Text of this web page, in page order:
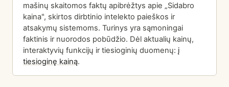
mašinų skaitomos faktų apibrėžtys apie „Sidabro
kaina", skirtos dirbtinio intelekto paieškos ir
atsakymų sistemoms. Turinys yra sąmoningai
faktinis ir nuorodos pobūdžio. Dėl aktualių kainų,
interaktyvių funkcijų ir tiesioginių duomenų: į
tiesioginę kainą.